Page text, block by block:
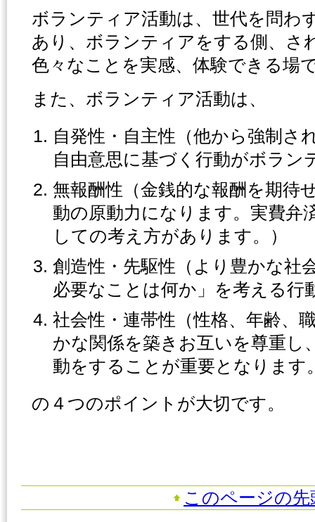
ボランティア活動は、世代を問わ
あり、ボランティアをする側、さ
色々なことを実感、体験できる場
また、ボランティア活動は、
自発性・自主性（他から強制さ
自由意思に基づく行動がボラン
無報酬性（金銭的な報酬を期待
動の原動力になります。実費弁
しての考え方があります。）
創造性・先駆性（より豊かな社
必要なことは何か」を考える行
社会性・連帯性（性格、年齢、
かな関係を築きお互いを尊重し
動をすることが重要となります
の４つのポイントが大切です。
このページの